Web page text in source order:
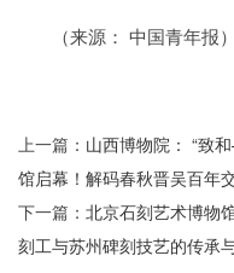
（来源： 中国青年报）
上一篇： 山西博物院： “致
馆启幕！解码春秋晋吴百年
下一篇： 北京石刻艺术博物
刻工与苏州碑刻技艺的传承